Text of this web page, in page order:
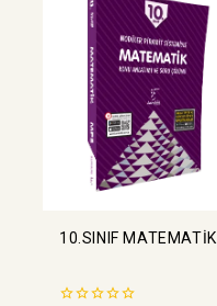
10.SINIF MATEMATİK